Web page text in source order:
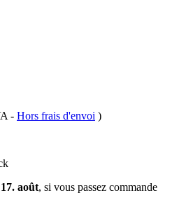
- Hors frais d'envoi )
août, si vous passez commande